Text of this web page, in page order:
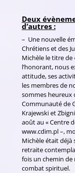
Deux
d’autres :
– Une nouvelle
Chrétiens et des
Michèle le titre de
l’honorant, nous
attitude, ses
les membres de
sommes heureux
Communauté de
Krajewski et
août au « Centre
www.cdim.pl –,
Michèle était déjà
retraite
fois un chemin de
combat spirituel.